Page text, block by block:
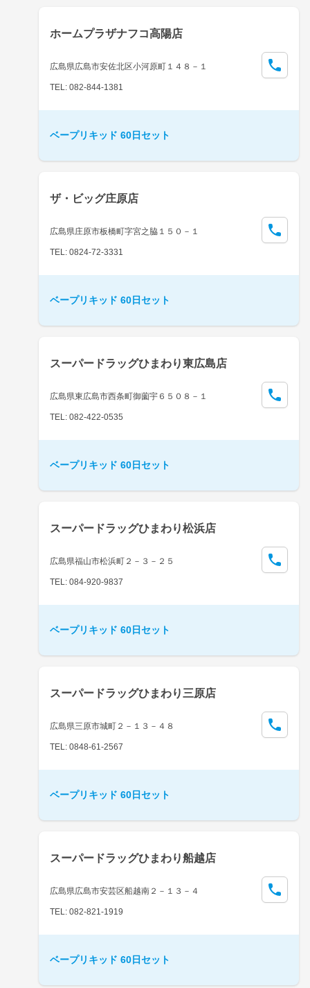
ホームプラザナフコ高陽店
広島県広島市安佐北区小河原町１４８－１
TEL: 082-844-1381
ベープリキッド 60日セット
ザ・ビッグ庄原店
広島県庄原市板橋町字宮之脇１５０－１
TEL: 0824-72-3331
ベープリキッド 60日セット
スーパードラッグひまわり東広島店
広島県東広島市西条町御薗宇６５０８－１
TEL: 082-422-0535
ベープリキッド 60日セット
スーパードラッグひまわり松浜店
広島県福山市松浜町２－３－２５
TEL: 084-920-9837
ベープリキッド 60日セット
スーパードラッグひまわり三原店
広島県三原市城町２－１３－４８
TEL: 0848-61-2567
ベープリキッド 60日セット
スーパードラッグひまわり船越店
広島県広島市安芸区船越南２－１３－４
TEL: 082-821-1919
ベープリキッド 60日セット